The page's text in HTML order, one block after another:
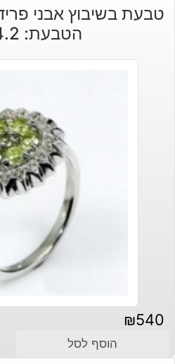
היה:
הוא:
הטבעת: 24.2 קרט
₪540
הוסף לסל